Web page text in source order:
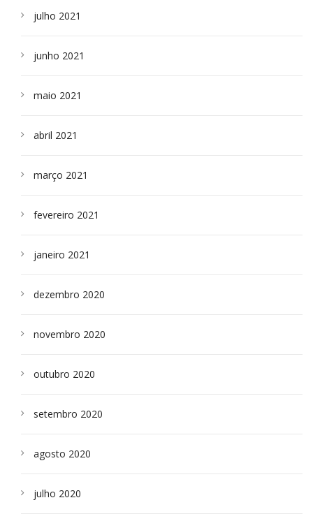
julho 2021
junho 2021
maio 2021
abril 2021
março 2021
fevereiro 2021
janeiro 2021
dezembro 2020
novembro 2020
outubro 2020
setembro 2020
agosto 2020
julho 2020